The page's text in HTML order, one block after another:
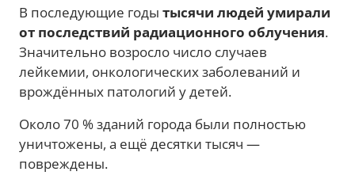
В последующие годы тысячи людей умирали
от последствий радиационного облучения.
Значительно возросло число случаев
лейкемии, онкологических заболеваний и
врождённых патологий у детей.
Около 70 % зданий города были полностью
уничтожены, а ещё десятки тысяч —
повреждены.